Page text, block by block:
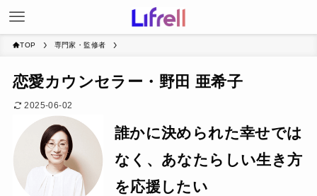
TOP 専門家・監修者
恋愛カウンセラー・野田 亜希子
2025-06-02
誰かに決められた幸せでは
なく、あなたらしい生き方
を応援したい